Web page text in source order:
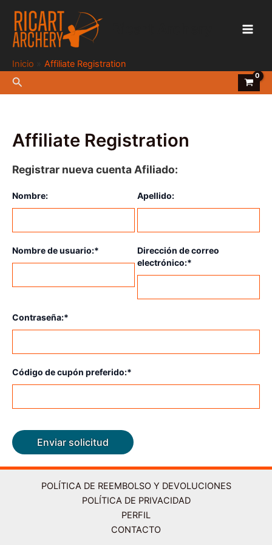
contenido
Main
Inicio Affiliate Registration
Buscar
Affiliate Registration
Registrar nueva cuenta Afiliado:
Nombre: Apellido:
Nombre de usuario:*
Dirección de correo
electrónico:*
Contraseña:*
Código de cupón preferido:*
POLÍTICA DE REEMBOLSO Y DEVOLUCIONES
POLÍTICA DE PRIVACIDAD
PERFIL
CONTACTO